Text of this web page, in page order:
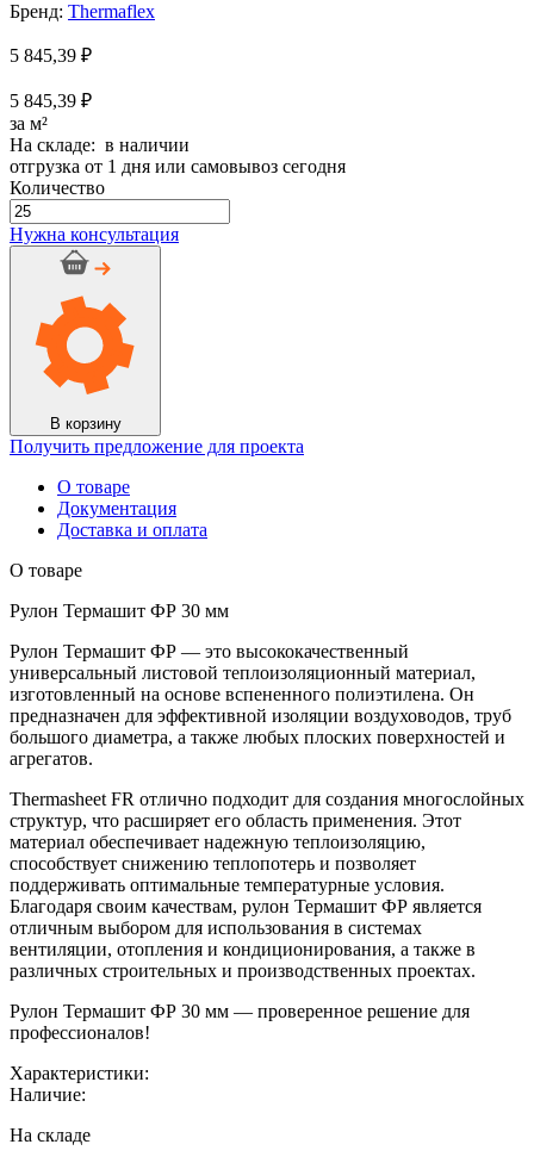
Бренд: Thermaflex
5 845,39 ₽
5 845,39 ₽
за м²
На складе: в наличии
отгрузка от 1 дня или самовывоз сегодня
Количество
Количество
товара
Рулон
Термашит
Нужна консультация
В корзину
Получить предложение для проекта
О товаре
Документация
Доставка и оплата
О товаре
Рулон Термашит ФР 30 мм
Рулон Термашит ФР — это высококачественный
универсальный листовой теплоизоляционный материал,
изготовленный на основе вспененного полиэтилена. Он
предназначен для эффективной изоляции воздуховодов, труб
большого диаметра, а также любых плоских поверхностей и
агрегатов.
Thermasheet FR отлично подходит для создания многослойных
структур, что расширяет его область применения. Этот
материал обеспечивает надежную теплоизоляцию,
способствует снижению теплопотерь и позволяет
поддерживать оптимальные температурные условия.
Благодаря своим качествам, рулон Термашит ФР является
отличным выбором для использования в системах
вентиляции, отопления и кондиционирования, а также в
различных строительных и производственных проектах.
Рулон Термашит ФР 30 мм — проверенное решение для
профессионалов!
Характеристики:
Наличие:
На складе